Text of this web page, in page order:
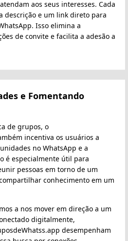
aos seus interesses. Cada
descrição e um link direto para
Isso elimina a
de convite e facilita a adesão a
e Fomentando
de grupos, o
incentiva os usuários a
no WhatsApp e a
é especialmente útil para
pessoas em torno de um
conhecimento em um
a nos mover em direção a um
digitalmente,
desempenham